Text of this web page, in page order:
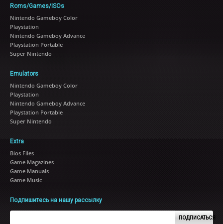
Roms/Games/ISOs
Nintendo Gameboy Color
Playstation
Nintendo Gameboy Advance
Playstation Portable
Super Nintendo
Emulators
Nintendo Gameboy Color
Playstation
Nintendo Gameboy Advance
Playstation Portable
Super Nintendo
Extra
Bios Files
Game Magazines
Game Manuals
Game Music
Подпишитесь на нашу рассылку
ПОДПИСАТЬСЯ